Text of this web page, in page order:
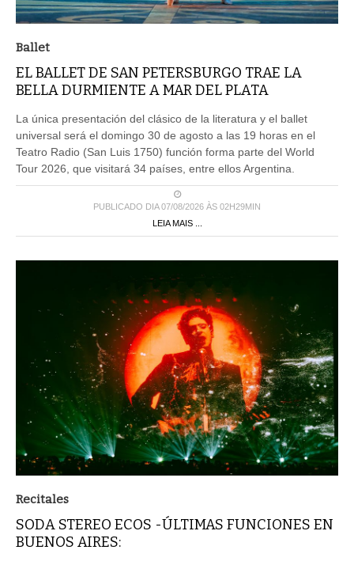
Ballet
EL BALLET DE SAN PETERSBURGO TRAE LA
BELLA DURMIENTE A MAR DEL PLATA
La única presentación del clásico de la literatura y el ballet
universal será el domingo 30 de agosto a las 19 horas en el
Teatro Radio (San Luis 1750) función forma parte del World
Tour 2026, que visitará 34 países, entre ellos Argentina.
PUBLICADO DIA 07/08/2026 ÀS 02H29MIN
LEIA MAIS ...
Recitales
SODA STEREO ECOS -ÚLTIMAS FUNCIONES EN
BUENOS AIRES: